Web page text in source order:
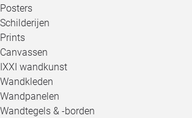
Posters
Schilderijen
Prints
Canvassen
IXXI wandkunst
Wandkleden
Wandpanelen
Wandtegels & -borden